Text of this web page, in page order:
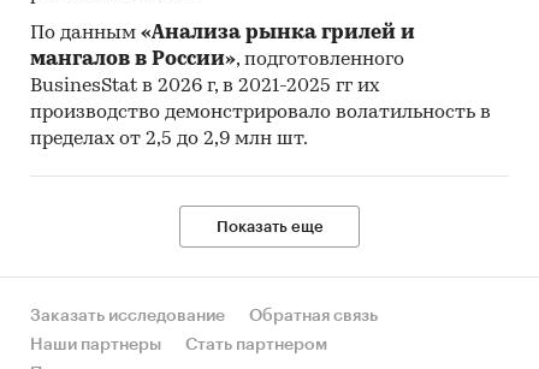
Economic Cooperation and Development).
Материалы International Trade Centre.
Материалы Index Mundi.
Результаты исследований DISCOVERY
Research Group.
Объем и структура выборки
совокупности. Обработке и анализу подлежат
все доступные исследователю документы.
По данным «Анализа рынка грилей и
мангалов в России», подготовленного
BusinesStat в 2026 г, в 2021-2025 гг их
производство демонстрировало волатильность в
пределах от 2,5 до 2,9 млн шт.
Показать еще
Заказать исследование
Обратная связь
Наши партнеры
Стать партнером